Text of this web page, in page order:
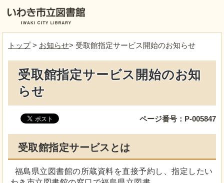
トップ> お知らせ> 受取館指定サービス開始のお知らせ
受取館指定サービス開始のお知
らせ
ページ番号：P-005847
受取館指定サービスとは
福島県立図書館の所蔵資料を直接予約し、指定したい